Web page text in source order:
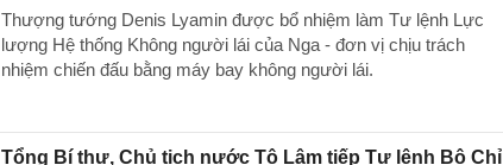
Thượng tướng Denis Lyamin được bổ nhiệm làm Tư lệnh Lực
lượng Hệ thống Không người lái của Nga - đơn vị chịu trách
nhiệm chiến đấu bằng máy bay không người lái.
Tổng Bí thư, Chủ tịch nước Tô Lâm tiếp Tư lệnh Bộ Chỉ